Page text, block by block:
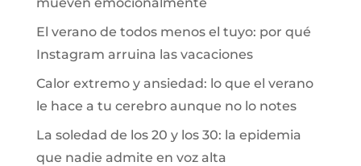
El verano de todos menos el tuyo: por qué
Instagram arruina las vacaciones
Calor extremo y ansiedad: lo que el verano
le hace a tu cerebro aunque no lo notes
La soledad de los 20 y los 30: la epidemia
que nadie admite en voz alta